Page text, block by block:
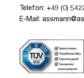
Telefon: +49 (0)
E-Mail: